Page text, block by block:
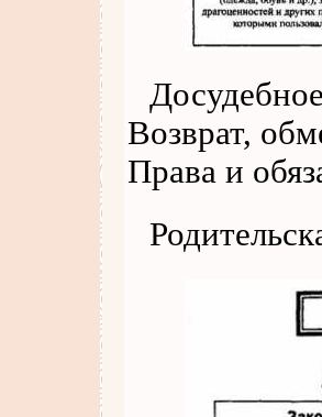
Возврат,
Права и